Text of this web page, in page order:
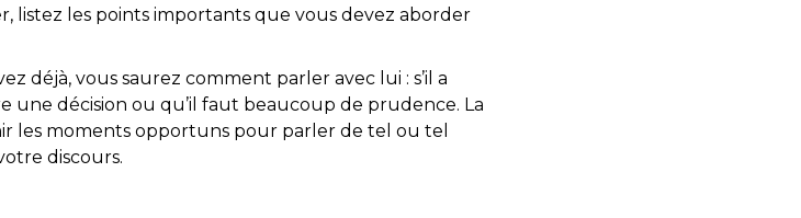
listez les points importants que vous devez aborder
déjà, vous saurez comment parler avec lui : s’il a
une décision ou qu’il faut beaucoup de prudence. La
les moments opportuns pour parler de tel ou tel
discours.